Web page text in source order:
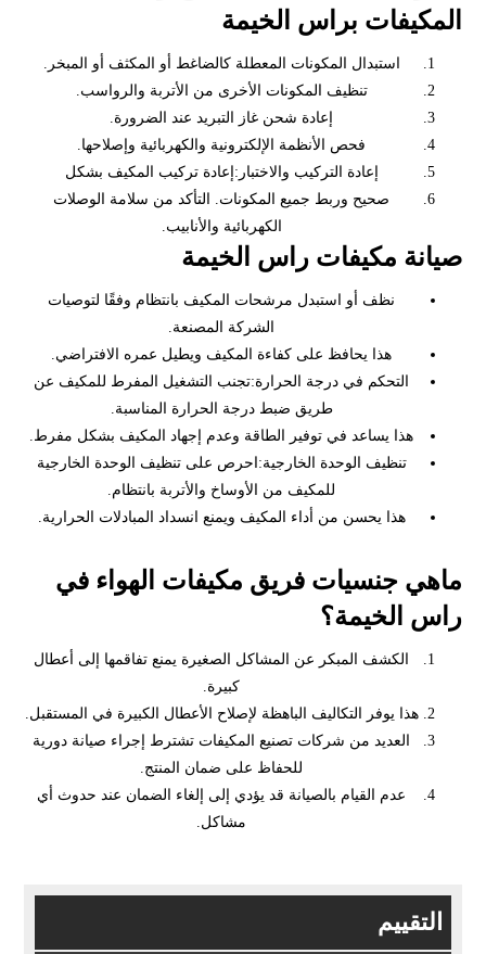
المكيفات براس الخيمة
استبدال المكونات المعطلة كالضاغط أو المكثف أو المبخر.
تنظيف المكونات الأخرى من الأتربة والرواسب.
إعادة شحن غاز التبريد عند الضرورة.
فحص الأنظمة الإلكترونية والكهربائية وإصلاحها.
إعادة التركيب والاختبار:إعادة تركيب المكيف بشكل
صحيح وربط جميع المكونات. التأكد من سلامة الوصلات
الكهربائية والأنابيب.
صيانة مكيفات راس الخيمة
نظف أو استبدل مرشحات المكيف بانتظام وفقًا لتوصيات
الشركة المصنعة.
هذا يحافظ على كفاءة المكيف ويطيل عمره الافتراضي.
التحكم في درجة الحرارة:تجنب التشغيل المفرط للمكيف عن
طريق ضبط درجة الحرارة المناسبة.
هذا يساعد في توفير الطاقة وعدم إجهاد المكيف بشكل مفرط.
تنظيف الوحدة الخارجية:احرص على تنظيف الوحدة الخارجية
للمكيف من الأوساخ والأتربة بانتظام.
هذا يحسن من أداء المكيف ويمنع انسداد المبادلات الحرارية.
ماهي جنسيات فريق مكيفات الهواء في
راس الخيمة؟
الكشف المبكر عن المشاكل الصغيرة يمنع تفاقمها إلى أعطال
كبيرة.
هذا يوفر التكاليف الباهظة لإصلاح الأعطال الكبيرة في المستقبل.
العديد من شركات تصنيع المكيفات تشترط إجراء صيانة دورية
للحفاظ على ضمان المنتج.
عدم القيام بالصيانة قد يؤدي إلى إلغاء الضمان عند حدوث أي
مشاكل.
التقييم